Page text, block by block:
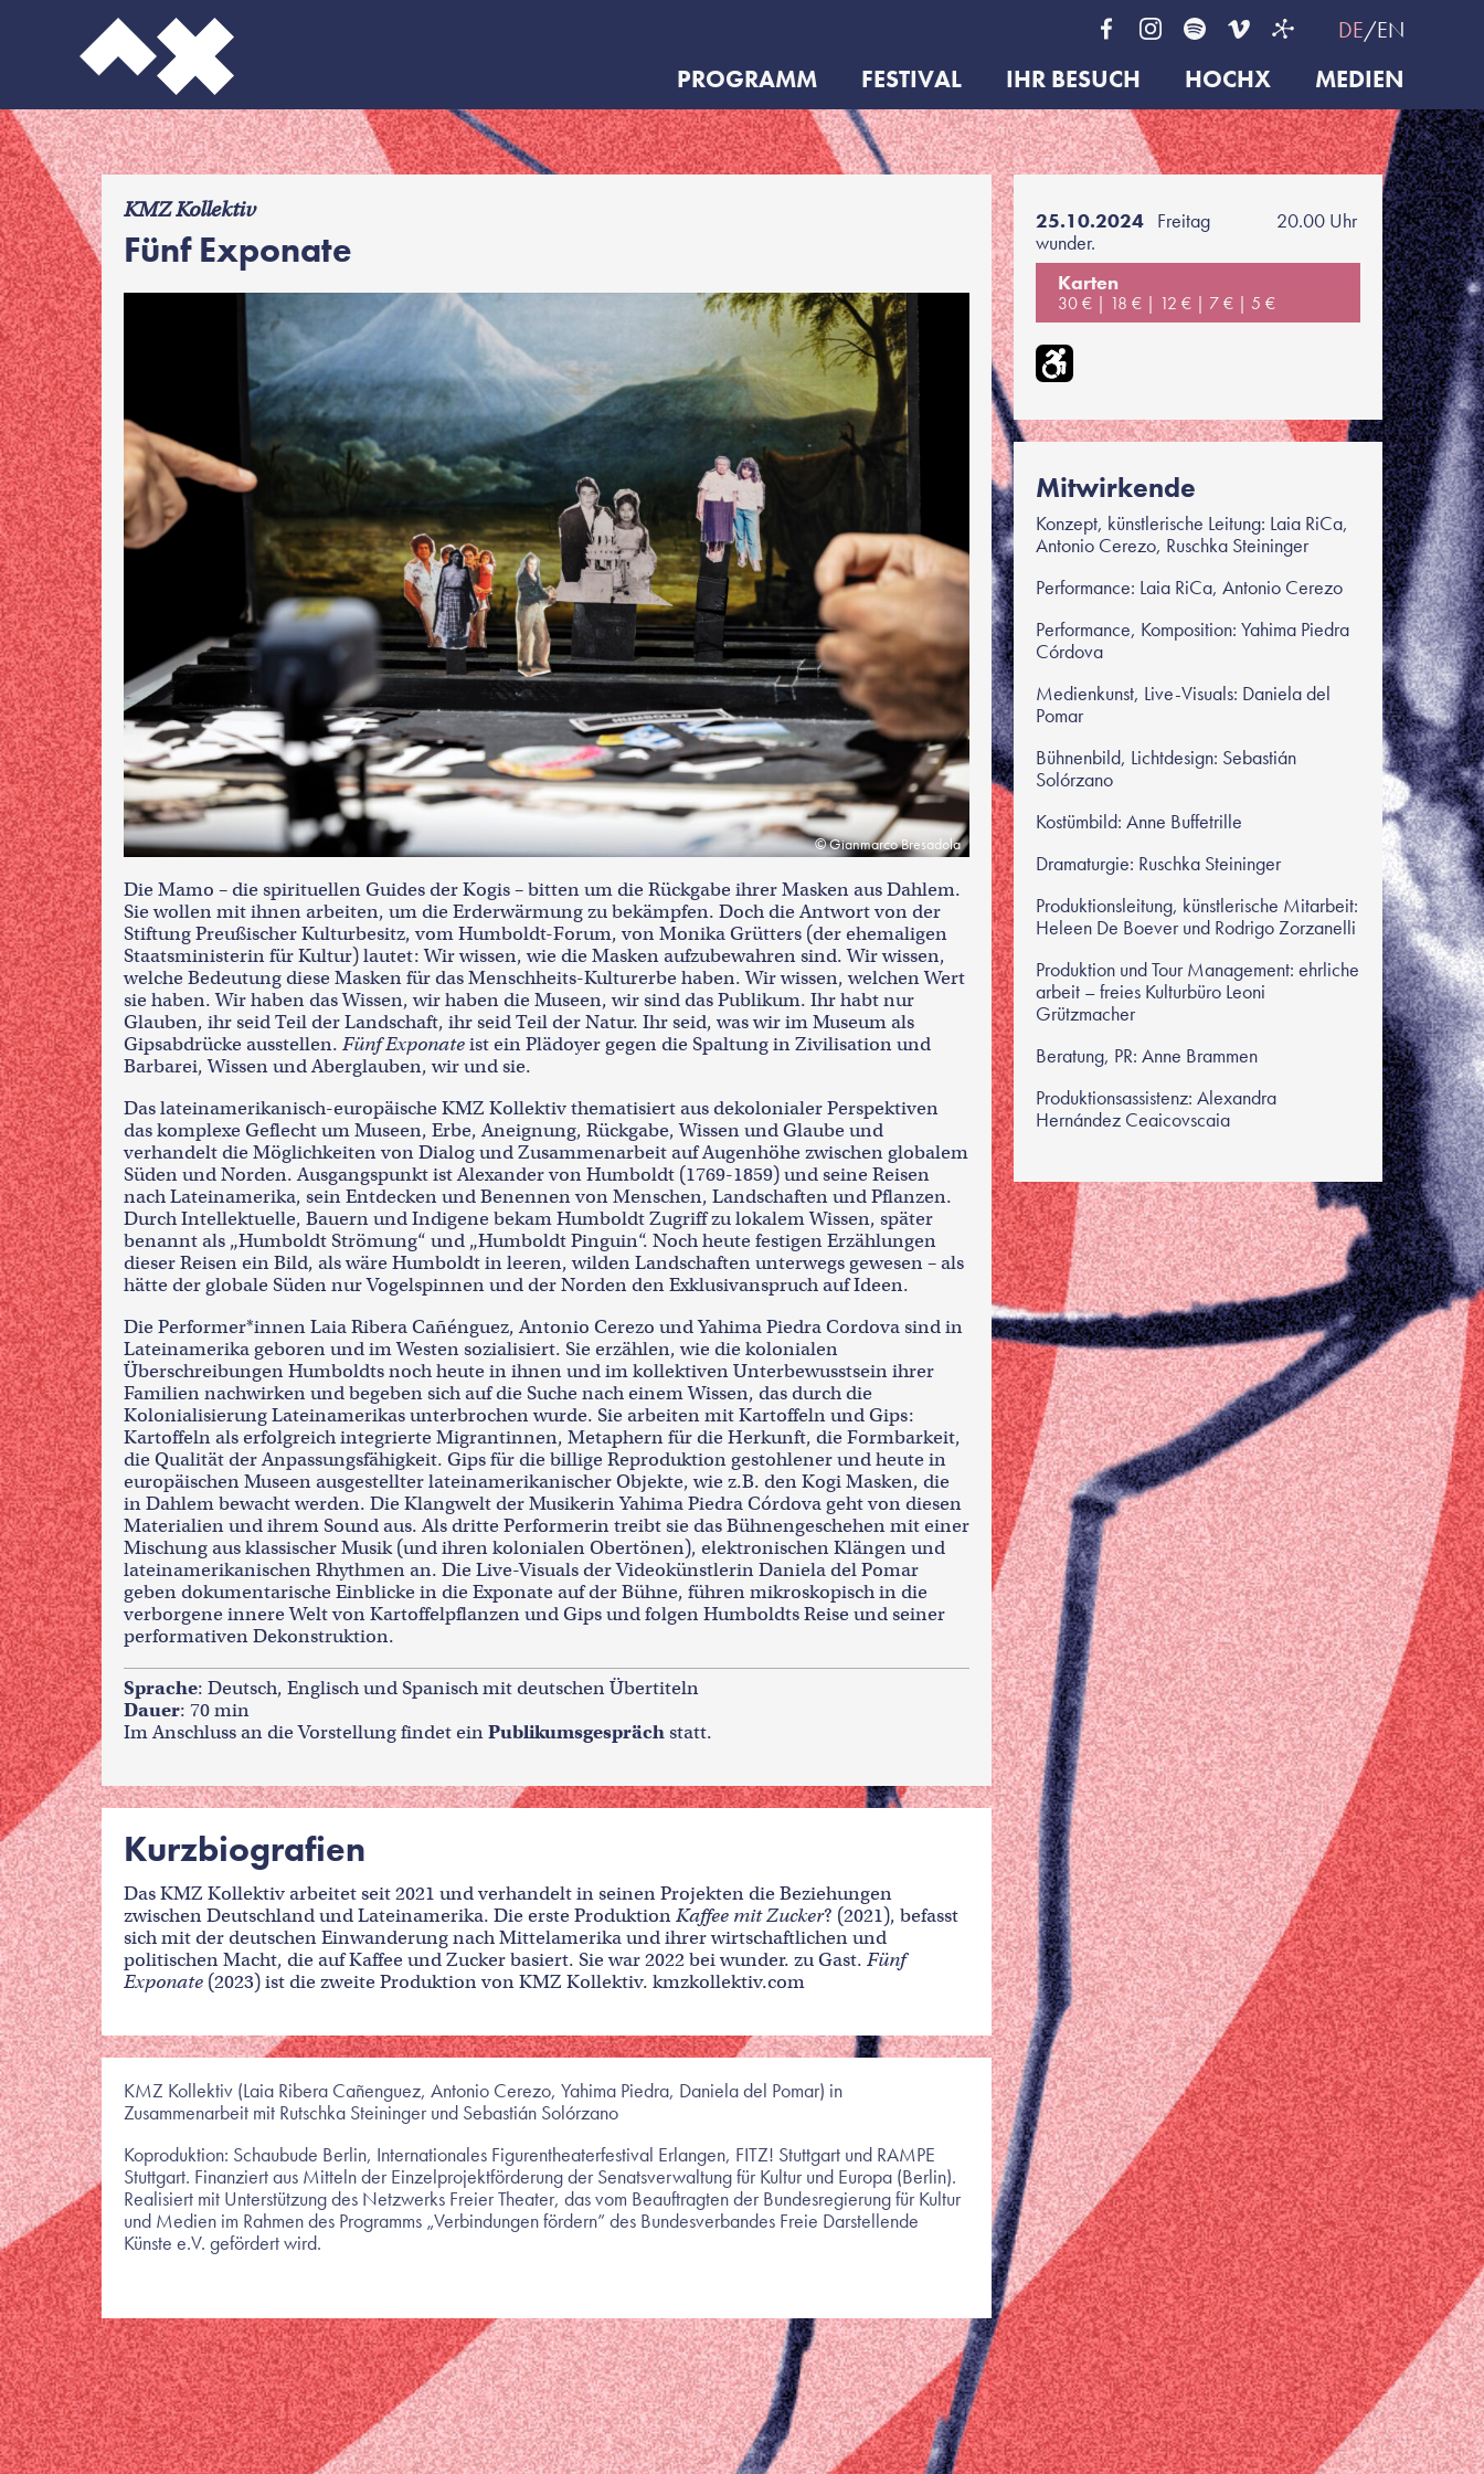
DE EN
PROGRAMM FESTIVAL IHR BESUCH HOCHX MEDIEN
f
KMZ Kollektiv
Fünf Exponate
Gianmarco Bresadola
Die Mamo – die spirituellen Guides der Kogis – bitten um die Rückgabe ihrer Masken aus Dahlem.
Sie wollen mit ihnen arbeiten, um die Erderwärmung zu bekämpfen. Doch die Antwort von der
Stiftung Preußischer Kulturbesitz, vom Humboldt-Forum, von Monika Grütters (der ehemaligen
Staatsministerin für Kultur) lautet: Wir wissen, wie die Masken aufzubewahren sind. Wir wissen,
welche Bedeutung diese Masken für das Menschheits-Kulturerbe haben. Wir wissen, welchen Wert
sie haben. Wir haben das Wissen, wir haben die Museen, wir sind das Publikum. Ihr habt nur
Glauben, ihr seid Teil der Landschaft, ihr seid Teil der Natur. Ihr seid, was wir im Museum als
Gipsabdrücke ausstellen. Fünf Exponateist ein Plädoyer gegen die Spaltung in Zivilisation und
Barbarei, Wissen und Aberglauben, wir und sie.
Das lateinamerikanisch-europäische KMZ Kollektiv thematisiert aus dekolonialer Perspektiven
das komplexe Geflecht um Museen, Erbe, Aneignung, Rückgabe, Wissen und Glaube und
verhandelt die Möglichkeiten von Dialog und Zusammenarbeit auf Augenhöhe zwischen globalem
Süden und Norden. Ausgangspunkt ist Alexander von Humboldt (1769-1859) und seine Reisen
nach Lateinamerika, sein Entdecken und Benennen von Menschen, Landschaften und Pflanzen.
Durch Intellektuelle, Bauern und Indigene bekam Humboldt Zugriff zu lokalem Wissen, später
benannt als „Humboldt Strömung“ und „Humboldt Pinguin“. Noch heute festigen Erzählungen
dieser Reisen ein Bild, als wäre Humboldt in leeren, wilden Landschaften unterwegs gewesen – als
hätte der globale Süden nur Vogelspinnen und der Norden den Exklusivanspruch auf Ideen.
Die Performer*innen Laia Ribera Cañénguez, Antonio Cerezo und Yahima Piedra Cordova sind in
Lateinamerika geboren und im Westen sozialisiert. Sie erzählen, wie die kolonialen
Überschreibungen Humboldts noch heute in ihnen und im kollektiven Unterbewusstsein ihrer
Familien nachwirken und begeben sich auf die Suche nach einem Wissen, das durch die
Kolonialisierung Lateinamerikas unterbrochen wurde. Sie arbeiten mit Kartoffeln und Gips:
Kartoffeln als erfolgreich integrierte Migrantinnen, Metaphern für die Herkunft, die Formbarkeit,
die Qualität der Anpassungsfähigkeit. Gips für die billige Reproduktion gestohlener und heute in
europäischen Museen ausgestellter lateinamerikanischer Objekte, wie z.B. den Kogi Masken, die
in Dahlem bewacht werden. Die Klangwelt der Musikerin Yahima Piedra Córdova geht von diesen
Materialien und ihrem Sound aus. Als dritte Performerin treibt sie das Bühnengeschehen mit einer
Mischung aus klassischer Musik (und ihren kolonialen Obertönen), elektronischen Klängen und
lateinamerikanischen Rhythmen an. Die Live-Visuals der Videokünstlerin Daniela del Pomar
geben dokumentarische Einblicke in die Exponate auf der Bühne, führen mikroskopisch in die
verborgene innere Welt von Kartoffelpflanzen und Gips und folgen Humboldts Reise und seiner
performativen Dekonstruktion.
Sprache: Deutsch, Englisch und Spanisch mit deutschen Übertiteln
Dauer: 70 min
Im Anschluss an die Vorstellung findet einPublikumsgesprächstatt.
Kurzbiografien
Das KMZ Kollektiv arbeitet seit 2021 und verhandelt in seinen Projekten die Beziehungen
zwischen Deutschland und Lateinamerika. Die erste ProduktionKaffee mit Zucker? (2021), befasst
sich mit der deutschen Einwanderung nach Mittelamerika und ihrer wirtschaftlichen und
politischen Macht, die auf Kaffee und Zucker basiert. Sie war 2022 bei wunder. zu Gast. Fünf
Exponate (2023) ist die zweite Produktion von KMZ Kollektiv. kmzkollektiv.com
KMZ Kollektiv (Laia Ribera Cañenguez, Antonio Cerezo, Yahima Piedra, Daniela del Pomar) in
Zusammenarbeit mit Rutschka Steininger und Sebastián Solórzano
Koproduktion: Schaubude Berlin, Internationales Figurentheaterfestival Erlangen, FITZ! Stuttgart und RAMPE
Stuttgart. Finanziert aus Mitteln der Einzelprojektförderung der Senatsverwaltung für Kultur und Europa (Berlin).
Realisiert mit Unterstützung des Netzwerks Freier Theater, das vom Beauftragten der Bundesregierung für Kultur
und Medien im Rahmen des Programms „Verbindungen fördern” des Bundesverbandes Freie Darstellende
Künste e.V. gefördert wird.
25.10.2024 Freitag
20.00 Uhr
wunder.
Karten
30 € 18 € 12 € 7 € 5 €
Mitwirkende
Konzept, künstlerische Leitung: Laia RiCa,
Antonio Cerezo, Ruschka Steininger
Performance: Laia RiCa, Antonio Cerezo
Performance, Komposition: Yahima Piedra
Córdova
Medienkunst, Live-Visuals: Daniela del
Pomar
Bühnenbild, Lichtdesign: Sebastián
Solórzano
Kostümbild: Anne Buffetrille
Dramaturgie: Ruschka Steininger
Produktionsleitung, künstlerische Mitarbeit:
Heleen De Boever und Rodrigo Zorzanelli
Produktion und Tour Management: ehrliche
arbeit – freies Kulturbüro Leoni
Grützmacher
Beratung, PR: Anne Brammen
Produktionsassistenz: Alexandra
Hernández Ceaicovscaia